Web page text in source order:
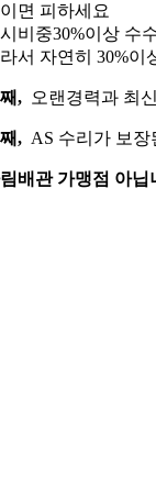
면 피하세요
비중30%이상 수
서 자연히 30%이
, 오랜경력과 최
, AS 수리가 보
배관 가맹점 아닙